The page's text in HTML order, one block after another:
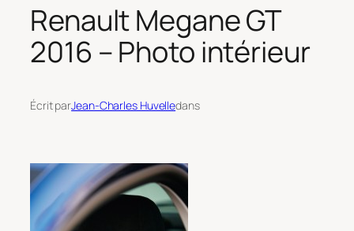
Renault Megane GT
2016 – Photo intérieur
Écrit parJean-Charles Huvelledans